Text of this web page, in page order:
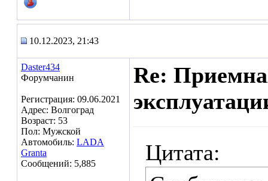
10.12.2023, 21:43
Daster434
Форумчанин
Регистрация: 09.06.2021
Адрес: Волгоград
Возраст: 53
Пол: Мужской
Автомобиль: LADA
Granta
Сообщений: 5,885
Re:
Цитата: